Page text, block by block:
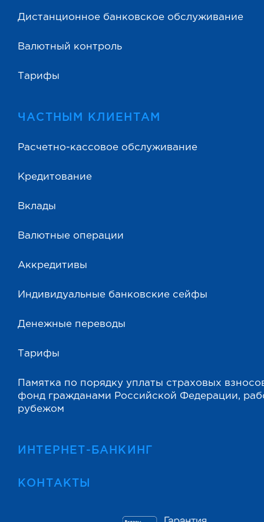
Дистанционное банковское обслуживание
Валютный контроль
Тарифы
ЧАСТНЫМ КЛИЕНТАМ
Расчетно-кассовое обслуживание
Кредитование
Вклады
Валютные операции
Аккредитивы
Индивидуальные банковские сейфы
Денежные переводы
Тарифы
Памятка по порядку уплаты страховых
фонд гражданами Российской Федерации,
рубежом
ИНТЕРНЕТ-БАНКИНГ
КОНТАКТЫ